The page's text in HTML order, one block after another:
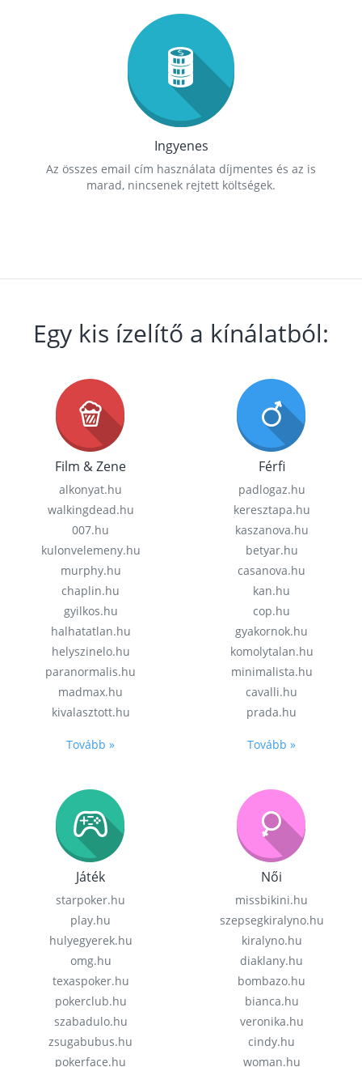
Ingyenes
Az összes email cím használata díjmentes és az is
marad, nincsenek rejtett költségek.
Egy kis ízelítő a kínálatból:
Film & Zene
alkonyat.hu
walkingdead.hu
007.hu
kulonvelemeny.hu
murphy.hu
chaplin.hu
gyilkos.hu
halhatatlan.hu
helyszinelo.hu
paranormalis.hu
madmax.hu
kivalasztott.hu
Tovább »
Férfi
padlogaz.hu
keresztapa.hu
kaszanova.hu
betyar.hu
casanova.hu
kan.hu
cop.hu
gyakornok.hu
komolytalan.hu
minimalista.hu
cavalli.hu
prada.hu
Tovább »
Játék
starpoker.hu
play.hu
hulyegyerek.hu
omg.hu
texaspoker.hu
pokerclub.hu
szabadulo.hu
zsugabubus.hu
pokerface.hu
Női
missbikini.hu
szepsegkiralyno.hu
kiralyno.hu
diaklany.hu
bombazo.hu
bianca.hu
veronika.hu
cindy.hu
woman.hu